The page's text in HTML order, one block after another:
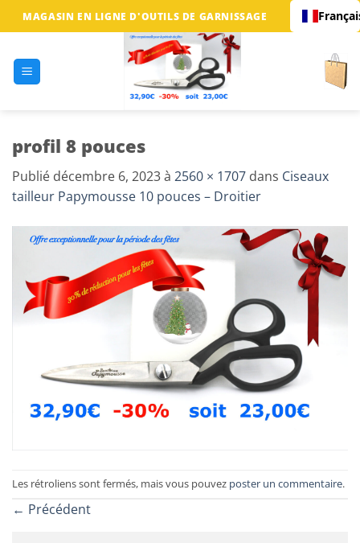
Passer
au
MAGASIN EN LIGNE D'OUTILS DE GARNISSAGE
profil 8 pouces
Publié décembre 6, 2023à 2560 × 1707 dans Ciseaux
tailleur Papymousse 10 pouces – Droitier
Les rétroliens sont fermés, mais vous pouvez poster un commentaire.
← Précédent